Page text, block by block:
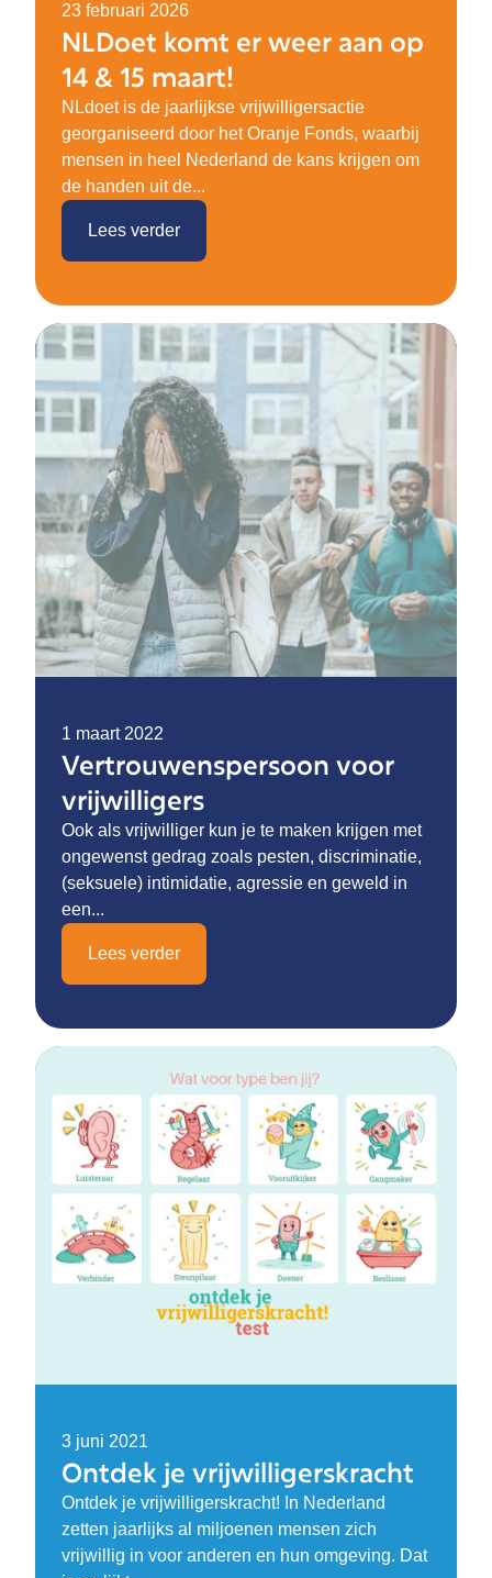
23 februari 2026
NLDoet komt er weer aan op
14 & 15 maart!
NLdoet is de jaarlijkse vrijwilligersactie
georganiseerd door het Oranje Fonds, waarbij
mensen in heel Nederland de kans krijgen om
de handen uit de...
Lees verder
1 maart 2022
Vertrouwenspersoon voor
vrijwilligers
Ook als vrijwilliger kun je te maken krijgen met
ongewenst gedrag zoals pesten, discriminatie,
(seksuele) intimidatie, agressie en geweld in
een...
Lees verder
3 juni 2021
Ontdek je vrijwilligerskracht
Ontdek je vrijwilligerskracht! In Nederland
zetten jaarlijks al miljoenen mensen zich
vrijwillig in voor anderen en hun omgeving. Dat